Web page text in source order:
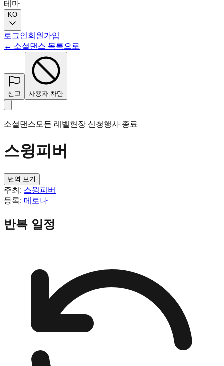
테마
KO
로그인회원가입
← 소셜댄스 목록으로
신고 사용자 차단
소셜댄스 모든 레벨현장 신청행사 종료
스윙피버
번역 보기
주최: 스윙피버
등록: 메로나
반복 일정